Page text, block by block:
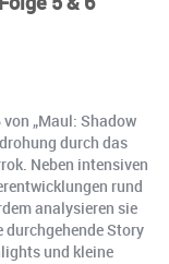
„Maul: Shadow
durch das
Neben intensiven
rund
analysieren sie
durchgehende Story
und kleine